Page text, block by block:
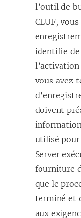
l’outil de
CLUF,
identifie de
l’activation
vous avez
doivent
utilisé pour
Server
fourniture
que le
terminé et
aux